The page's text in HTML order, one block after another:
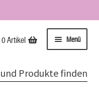
Menü
0 Artikel
und Produkte finden